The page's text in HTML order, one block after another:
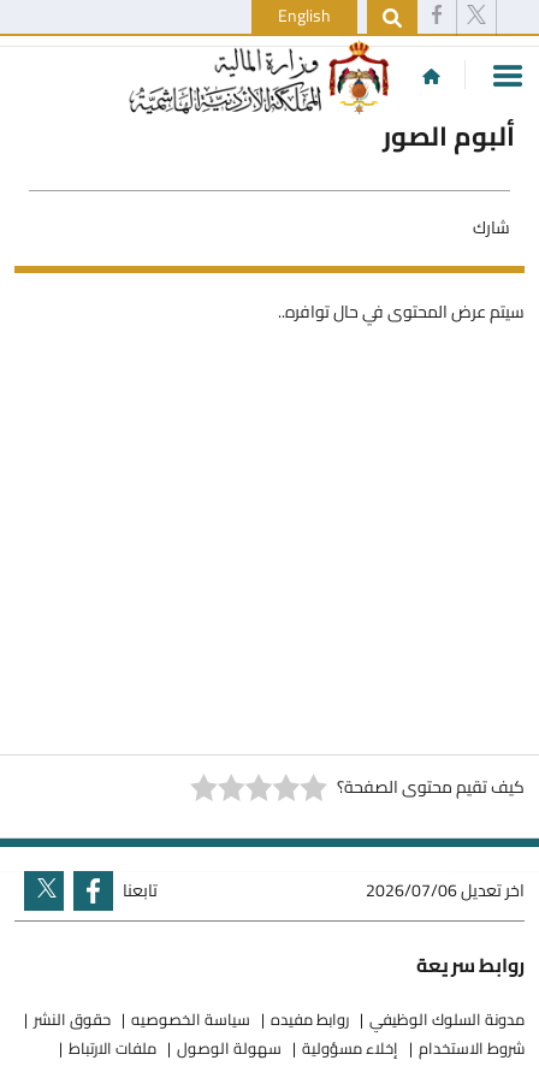
English
ألبوم الصور
شارك
سيتم عرض المحتوى في حال توافره..
كيف تقيم محتوى الصفحة؟
اخر تعديل2026/07/06 تابعنا
روابط سريعة
مدونة السلوك الوظيفي روابط مفيده سياسة الخصوصيه
حقوق النشر
شروط الاستخدام
إخلاء مسؤولية سهولة الوصول ملفات الارتباط